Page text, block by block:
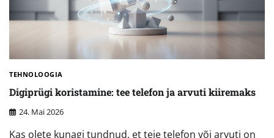
TEHNOLOOGIA
Digiprügi koristamine: tee telefon ja arvuti kiiremaks
24. Mai 2026
Kas olete kunagi tundnud, et teie telefon või arvuti on